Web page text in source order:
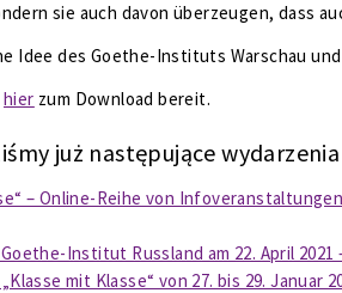
sie auch davon überzeugen, dass
Idee des Goethe-Instituts Warschau
hier zum Download bereit.
już następujące
– Online-Reihe von
Institut Russland am 22. April
mit Klasse“ von 27. bis 29. Januar